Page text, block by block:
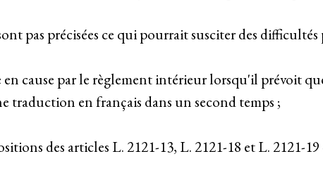
pas précisées ce qui pourrait susciter des difficultés
cause par le règlement intérieur lorsqu'il prévoit
traduction en français dans un second temps ;
des articles L. 2121-13, L. 2121-18 et L. 2121-